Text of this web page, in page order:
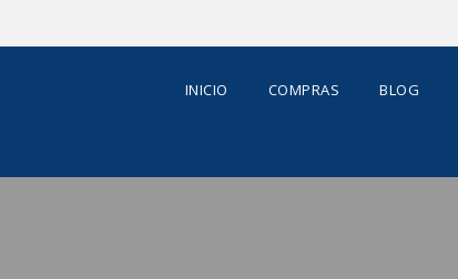
INICIO COMPRAS BLOG